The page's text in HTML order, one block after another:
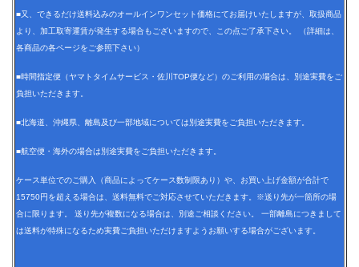
■又、できるだけ送料込みのオールインワンセット価格にてお届けいたしますが、取扱商品
より、加工取寄運賃が発生する場合もございますので、この点ご了承下さい。 （詳細は、
各商品の各ページをご参照下さい）
■時間指定便（ヤマトタイムサービス・佐川TOP便など）のご利用の場合は、別途実費をご
負担いただきます。
■北海道、沖縄県、離島及び一部地域については別途実費をご負担いただきます。
■航空便・海外の場合は別途実費をご負担いただきます。
ケース単位でのご購入（商品によってケース数制限あり）や、お買い上げ金額が合計で
15750円を超える場合は、送料無料でご対応させていただきます。※送り先が一箇所の場
合に限ります。 送り先が複数になる場合は、別途ご相談ください。 一部離島につきまして
は送料が特殊になるため実費ご負担いただけますようお願いする場合がございます。